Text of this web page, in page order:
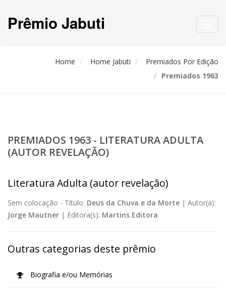
Prêmio Jabuti
Home Home Jabuti
Premiados Por Edição
Premiados 1963
PREMIADOS 1963 - LITERATURA ADULTA
(AUTOR REVELAÇÃO)
Literatura Adulta (autor revelação)
Sem colocação - Título: Deus da Chuva e da Morte | Autor(a):
Jorge Mautner | Editora(s): Martins Editora
Outras categorias deste prêmio
Biografia e/ou Memórias